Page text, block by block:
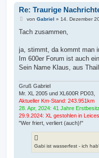
Re: Traurige
B
i
g
von Gabriel » 14. Dezember
Tach zusammen,
ja, stimmt, da kommt man
Im 600er Forum ist auch
Sein Name Klaus, aus
Gruß Gabriel
Mr. XL 2005 und XL600R PD03,
Aktueller Km-Stand: 243.951km
28. Apr, 2024: 41 Jahre Erstbesitz
29.9.2024: XL gestohlen in
"Wer friert, verliert (auch)!"
Gabi ist wasserfest - ich